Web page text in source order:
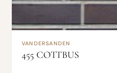
VANDERSANDEN
455 COTTBUS